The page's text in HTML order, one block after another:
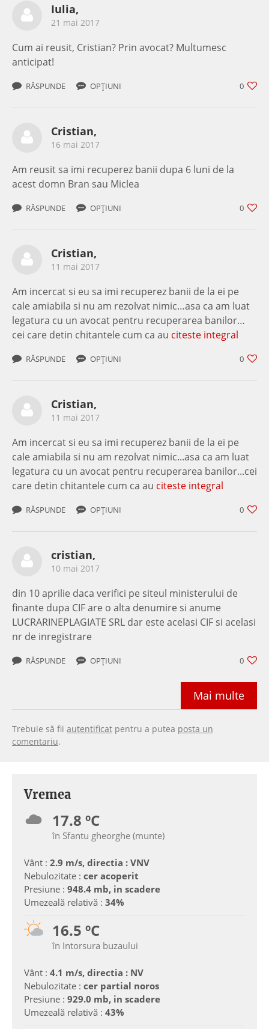
Iulia,
21 mai 2017
Cum ai reusit, Cristian? Prin avocat? Multumesc
anticipat!
0
RĂSPUNDE OPȚIUNI
Cristian,
16 mai 2017
Am reusit sa imi recuperez banii dupa 6 luni de la
acest domn Bran sau Miclea
0
RĂSPUNDE OPȚIUNI
Cristian,
11 mai 2017
Am incercat si eu sa imi recuperez banii de la ei pe
cale amiabila si nu am rezolvat nimic…asa ca am luat
legatura cu un avocat pentru recuperarea banilor…
cei care detin chitantele cum ca au citeste integral
0
RĂSPUNDE OPȚIUNI
Cristian,
11 mai 2017
Am incercat si eu sa imi recuperez banii de la ei pe
cale amiabila si nu am rezolvat nimic...asa ca am luat
legatura cu un avocat pentru recuperarea banilor...cei
care detin chitantele cum ca au citeste integral
0
RĂSPUNDE OPȚIUNI
cristian,
10 mai 2017
din 10 aprilie daca verifici pe siteul ministerului de
finante dupa CIF are o alta denumire si anume
LUCRARINEPLAGIATE SRL dar este acelasi CIF si acelasi
nr de inregistrare
0
RĂSPUNDE OPȚIUNI
Mai multe
Trebuie să fii autentificat pentru a putea posta un
comentariu.
Vremea
17.8 ºC
în Sfantu gheorghe (munte)
Vânt : 2.9 m/s, directia : VNV
Nebulozitate : cer acoperit
Presiune : 948.4 mb, in scadere
Umezeală relativă : 34%
16.5 ºC
în Intorsura buzaului
Vânt : 4.1 m/s, directia : NV
Nebulozitate : cer partial noros
Presiune : 929.0 mb, in scadere
Umezeală relativă : 43%